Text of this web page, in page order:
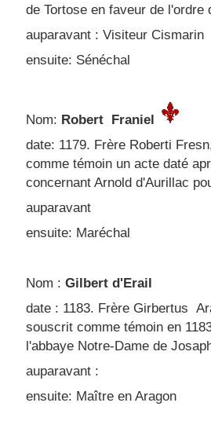
de Tortose en faveur de l'ordre
auparavant : Visiteur Cismarin
ensuite: Sénéchal
Nom: Robert Franiel
date: 1179. Frère Roberti
comme témoin un acte daté
concernant Arnold d'Aurillac
auparavant
ensuite: Maréchal
Nom : Gilbert d'Erail
date : 1183. Frère Girbertus
souscrit comme témoin en
l'abbaye Notre-Dame de
auparavant :
ensuite: Maître en Aragon